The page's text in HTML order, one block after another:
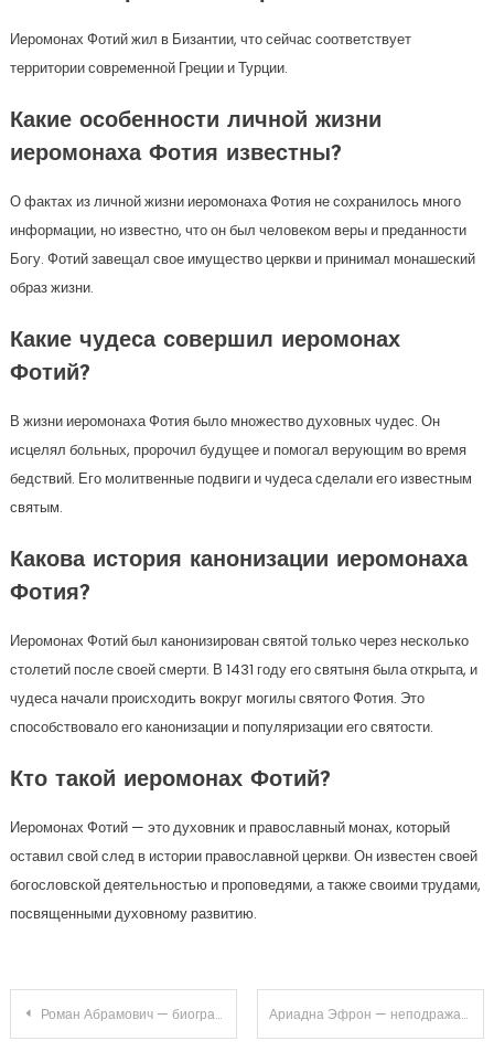
Иеромонах Фотий жил в Бизантии, что сейчас соответствует
территории современной Греции и Турции.
Какие особенности личной жизни
иеромонаха Фотия известны?
О фактах из личной жизни иеромонаха Фотия не сохранилось много
информации, но известно, что он был человеком веры и преданности
Богу. Фотий завещал свое имущество церкви и принимал монашеский
образ жизни.
Какие чудеса совершил иеромонах
Фотий?
В жизни иеромонаха Фотия было множество духовных чудес. Он
исцелял больных, пророчил будущее и помогал верующим во время
бедствий. Его молитвенные подвиги и чудеса сделали его известным
святым.
Какова история канонизации иеромонаха
Фотия?
Иеромонах Фотий был канонизирован святой только через несколько
столетий после своей смерти. В 1431 году его святыня была открыта, и
чудеса начали происходить вокруг могилы святого Фотия. Это
способствовало его канонизации и популяризации его святости.
Кто такой иеромонах Фотий?
Иеромонах Фотий — это духовник и православный монах, который
оставил свой след в истории православной церкви. Он известен своей
богословской деятельностью и проповедями, а также своими трудами,
посвященными духовному развитию.
Навигация
Роман Абрамович — биография миллиардера, финансиста и владельца футбольного клуба Ариадна Эфрон — неподражаемое вокзальное клинтонрадиофотолюбительствопромышленное оценочно-аналитическое общепостижимое явление известной русской поэтессы